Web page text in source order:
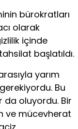
bürokratları
olarak
içinde
başlatıldı.
yarım
Bu
da oluyordu. Bir
ve mücevherat